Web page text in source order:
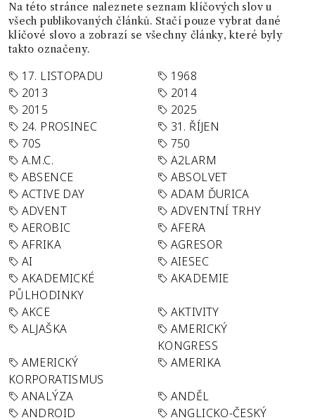
Na této stránce naleznete seznam klíčových slov u
všech publikovaných článků. Stačí pouze vybrat dané
klíčové slovo a zobrazí se všechny články, které byly
takto označeny.
17. LISTOPADU
1968
2013
2014
2015
2025
24. PROSINEC
31. ŘÍJEN
70S
750
A.M.C.
A2LARM
ABSENCE
ABSOLVET
ACTIVE DAY
ADAM ĎURICA
ADVENT
ADVENTNÍ TRHY
AEROBIC
AFERA
AFRIKA
AGRESOR
AI
AIESEC
AKADEMICKÉ
PŮLHODINKY
AKADEMIE
AKCE
AKTIVITY
ALJAŠKA
AMERICKÝ
KONGRESS
AMERICKÝ
KORPORATISMUS
AMERIKA
ANALÝZA
ANDĚL
ANDROID
ANGLICKO-ČESKÝ